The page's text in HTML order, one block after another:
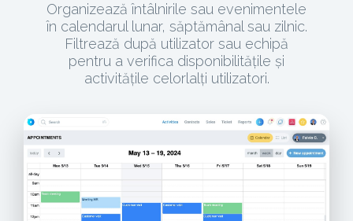
Organizează întâlnirile sau evenimentele
în calendarul lunar, săptămânal sau zilnic.
Filtrează după utilizator sau echipă
pentru a verifica disponibilitățile și
activitățile celorlalți utilizatori.